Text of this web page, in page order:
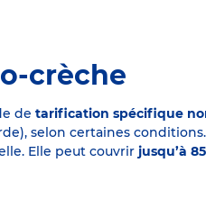
crèche
de tarification spécifique
selon certaines
Elle peut couvrir jusqu’à